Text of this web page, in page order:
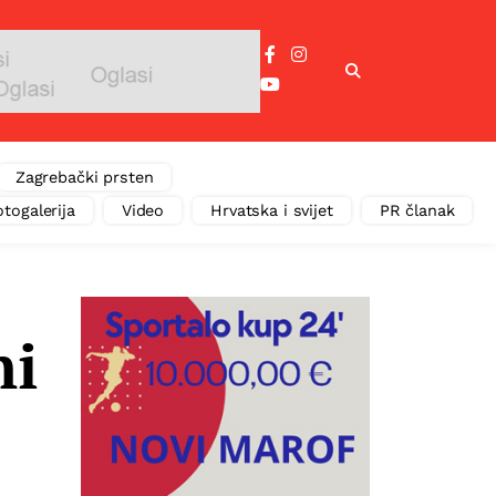
Zagrebački prsten
Video Hrvatska i svijet PR članak